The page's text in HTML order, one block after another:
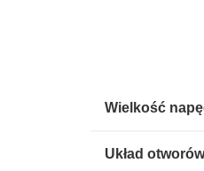
Wielkość
Układ